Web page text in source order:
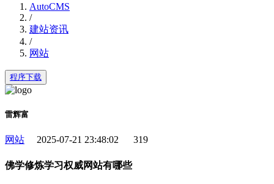
AutoCMS
/
建站资讯
/
网站
程序下载
雷辉富
网站 2025-07-21 23:48:02 319
佛学修炼学习权威网站有哪些